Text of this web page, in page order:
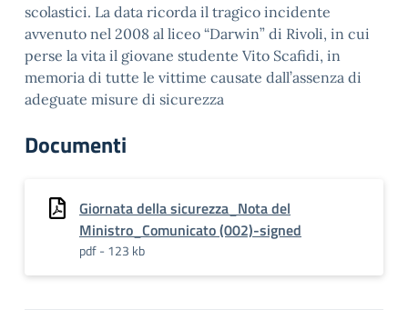
scolastici. La data ricorda il tragico incidente
avvenuto nel 2008 al liceo “Darwin” di Rivoli, in cui
perse la vita il giovane studente Vito Scafidi, in
memoria di tutte le vittime causate dall’assenza di
adeguate misure di sicurezza
Documenti
Giornata della sicurezza_Nota del
Ministro_Comunicato (002)-signed
pdf - 123 kb